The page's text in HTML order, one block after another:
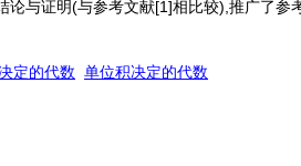
论与证明(与参考文献[1]相比较),推广了
定的代数 单位积决定的代数